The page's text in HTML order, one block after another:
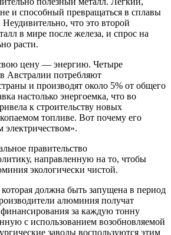
и способный превращаться в сплавы
что это второй
в мире после железа, и спрос на
расти.
цену — энергию. Четыре
Австралии потребляют
и производят около 5% от общего
настолько энергоемка, что во
к строительству новых
топливе. Вот почему его
правительство
направленную на то, чтобы
экологически чистой.
должна быть запущена в период
алюминия получат
за каждую тонну
с использованием возобновляемой
заводы воспользуются этим